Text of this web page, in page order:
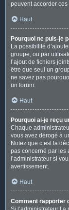
peuvent accorder
Haut
Pourquoi ne puis-je
La possibilité
groupe, ou par
l’ajout de fichiers
être que seul un
ne savez pas
un forum.
Haut
Pourquoi ai-je reçu
Chaque
vous avez dérogé à
Notez que c’est la
pas concerné par les
l’administrateur si
avertissement.
Haut
Comment rapporter